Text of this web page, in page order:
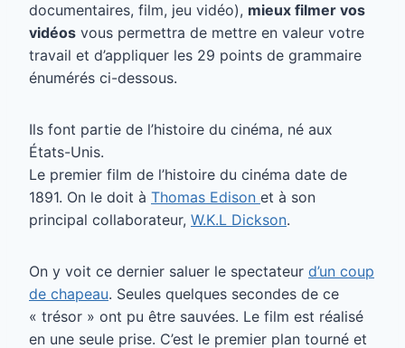
documentaires, film, jeu vidéo), mieux filmer vos
vidéos vous permettra de mettre en valeur votre
travail et d’appliquer les 29 points de grammaire
énumérés ci-dessous.
Ils font partie de l’histoire du cinéma, né aux
États-Unis.
Le premier film de l’histoire du cinéma date de
1891. On le doit à Thomas Edison et à son
principal collaborateur, W.K.L Dickson.
On y voit ce dernier saluer le spectateur d’un coup
de chapeau. Seules quelques secondes de ce
« trésor » ont pu être sauvées. Le film est réalisé
en une seule prise. C’est le premier plan tourné et